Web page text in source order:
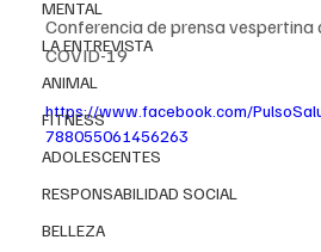
MENTAL
LA ENTREVISTA
ANIMAL
FITNESS
ADOLESCENTES
RESPONSABILIDAD SOCIAL
BELLEZA
Conferencia de prensa vespertina
COVID-19
https://www.facebook.com/
788055061456263